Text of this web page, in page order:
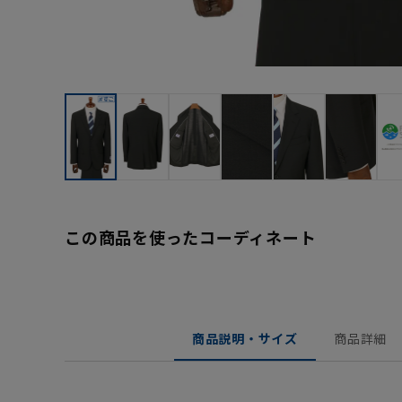
この商品を使ったコーディネート
商品説明・サイズ 商品詳細